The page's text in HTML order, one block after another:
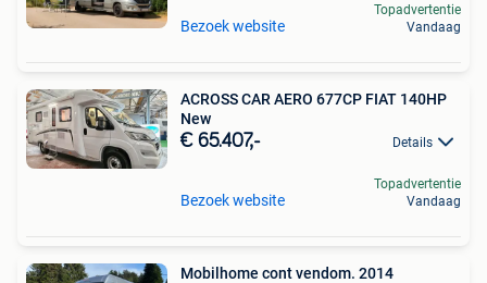
Bezoek website
Topadvertentie
Vandaag
ACROSS CAR AERO 677CP FIAT 140HP
New
€ 65.407,- Details
Bezoek website
Topadvertentie
Vandaag
Mobilhome cont vendom. 2014